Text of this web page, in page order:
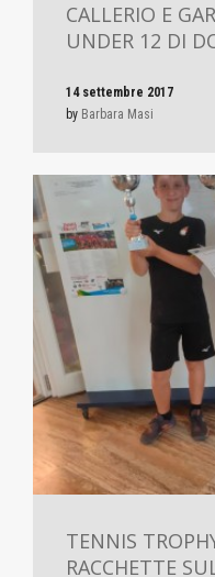
CALLERIO E
UNDER 12 DI
14 settembre 2017
by Barbara Masi
TENNIS
RACCHETTE